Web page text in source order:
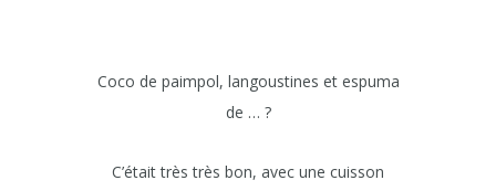
Coco de paimpol, langoustines et espuma
de … ?
C’était très très bon, avec une cuisson